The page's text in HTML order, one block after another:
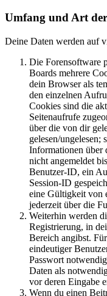
Umfang und Art
Deine Daten werden auf
Die Forensoftware
Boards mehrere
dein Browser als
den einzelnen
Cookies sind die
Seitenaufrufe
über die von dir
gelesen/ungelesen;
Informationen über
nicht angemeldet
Benutzer-ID, ein
Session-ID
eine Gültigkeit von
jederzeit über die
Weiterhin werden
Registrierung, in
Bereich angibst.
eindeutiger
Passwort
Daten als
vor deren Eingabe
Wenn du einen